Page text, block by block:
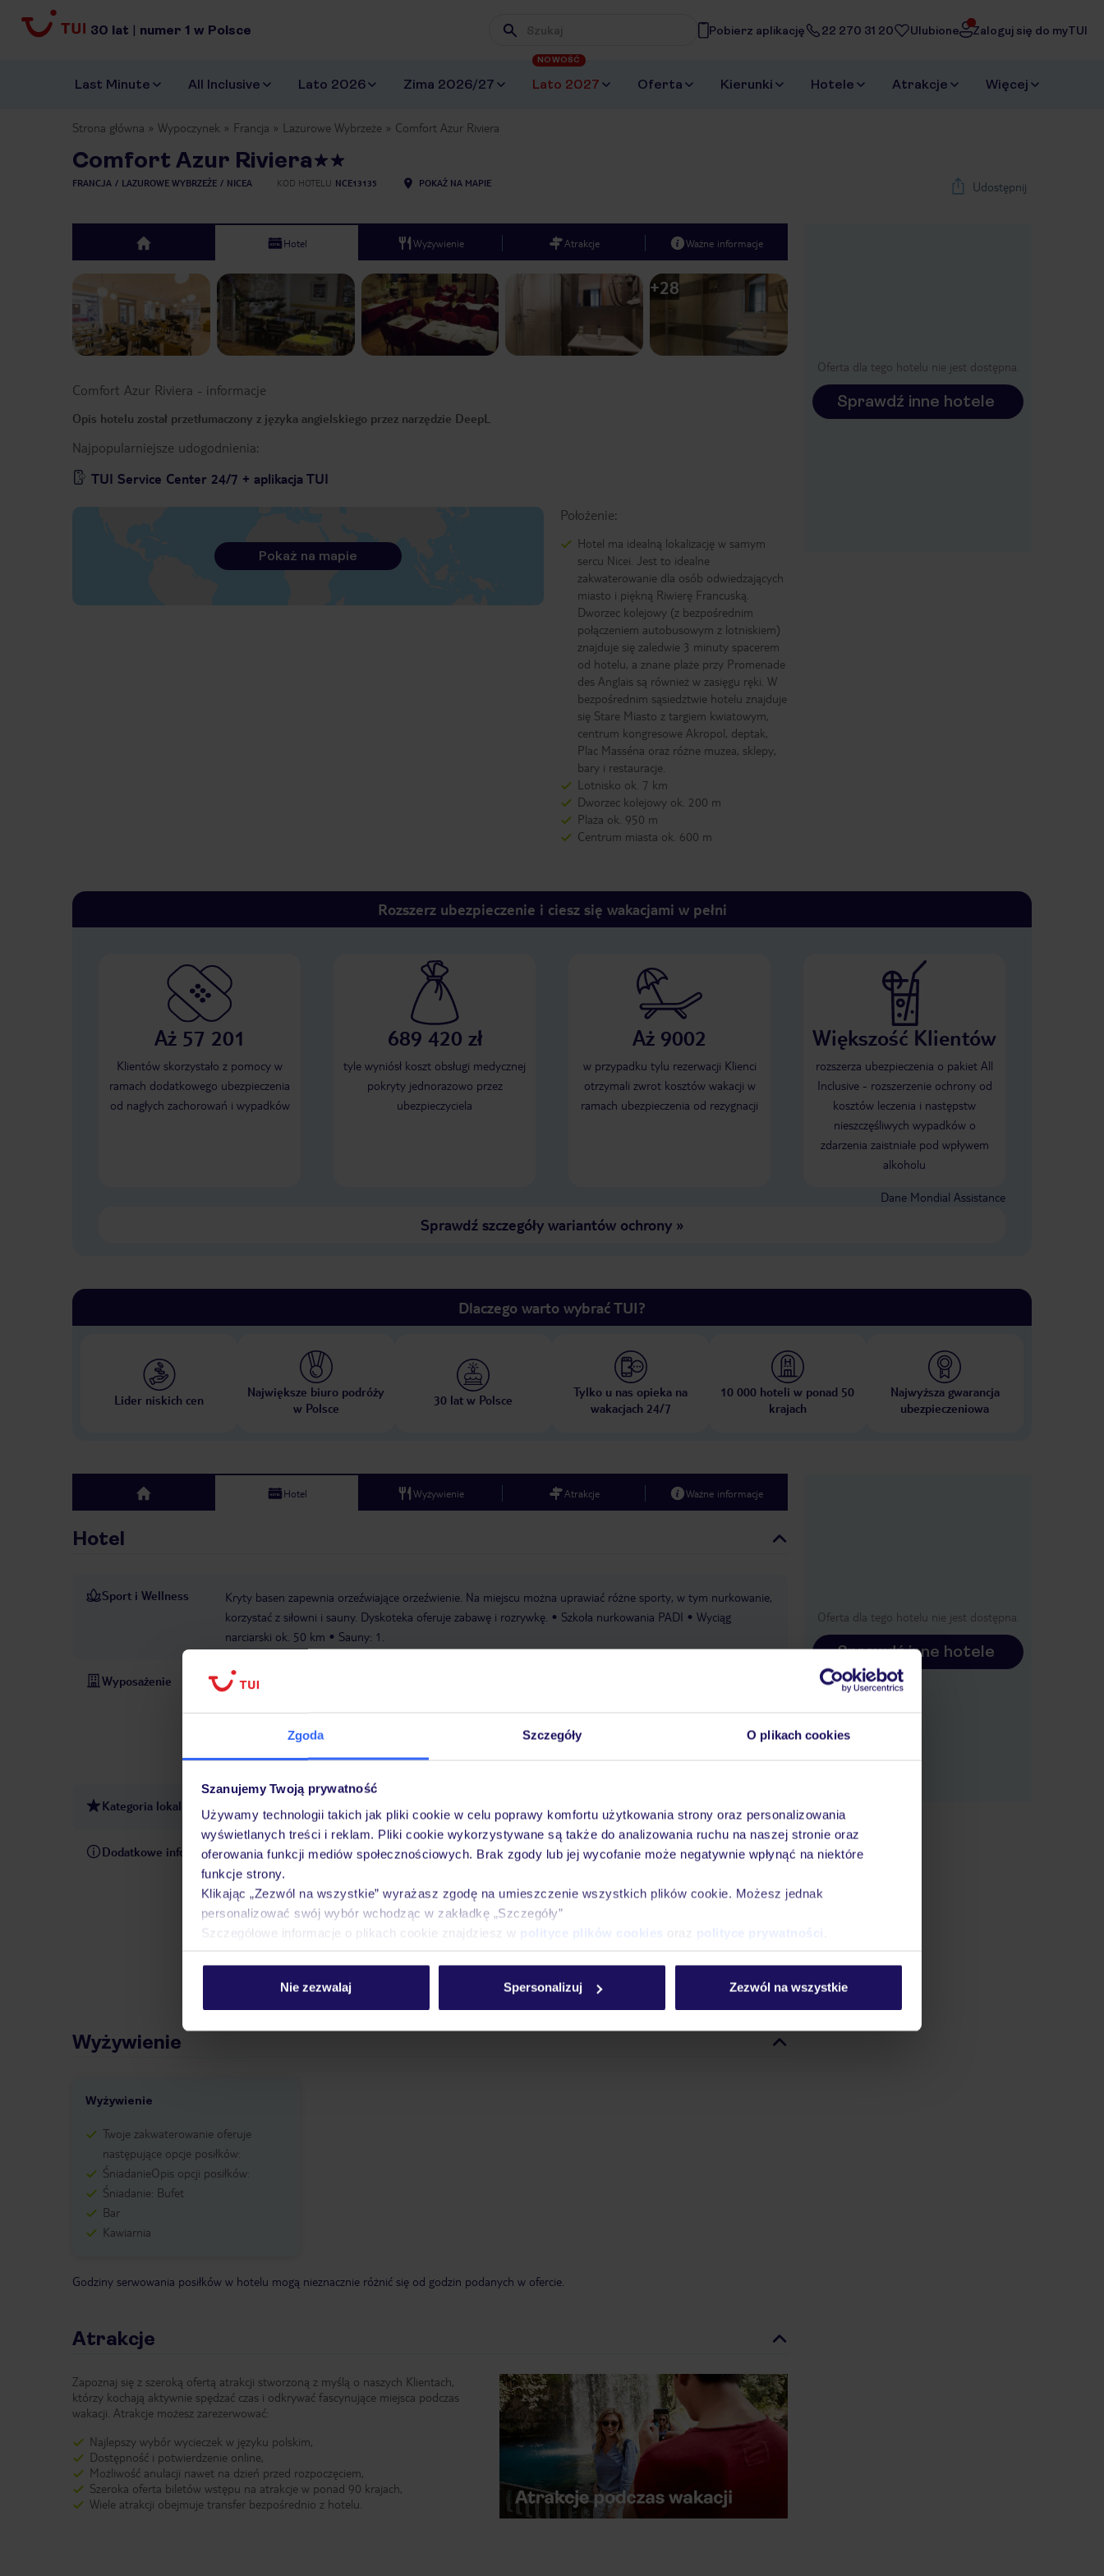
Zgoda Szczegóły O plikach cookies
Szanujemy Twoją prywatność
Używamy technologii takich jak pliki cookie w celu poprawy komfortu użytkowania strony oraz personalizowania
wyświetlanych treści i reklam. Pliki cookie wykorzystywane są także do analizowania ruchu na naszej stronie oraz
oferowania funkcji mediów społecznościowych. Brak zgody lub jej wycofanie może negatywnie wpłynąć na niektóre
funkcje strony.
Klikając „Zezwól na wszystkie” wyrażasz zgodę na umieszczenie wszystkich plików cookie. Możesz jednak
personalizować swój wybór wchodząc w zakładkę „Szczegóły”
Szczegółowe informacje o plikach cookie znajdziesz w polityce plików cookies oraz polityce prywatności
Nie zezwalaj Spersonalizuj Zezwól na wszystkie
30 lat | numer 1 w Polsce Wpisz frazę, której szukasz
Pobierz aplikację 22 270 31 20 Ulubione Zaloguj się do myTUI
Last Minute All Inclusive Lato 2026 Zima 2026/27 Lato 2027
NOWOŚĆ
Oferta Kierunki Hotele Atrakcje Więcej
Strona główna Wypoczynek Francja Lazurowe Wybrzeże Comfort Azur Riviera
Comfort Azur Riviera
FRANCJA LAZUROWE WYBRZEŻE NICEA KOD HOTELU NCE13135 POKAŻ NA MAPIE Udostępnij
Oferta dla tego hotelu nie jest dostępna.
Sprawdź inne hotele
top Hotel Wyżywienie Atrakcje Ważne informacje
Next slide
1/34
+28
Comfort Azur Riviera - informacje
Opis hotelu został przetłumaczony z języka angielskiego przez narzędzie DeepL
Najpopularniejsze udogodnienia:
TUI Service Center 24/7 + aplikacja TUI
Położenie:
Hotel ma idealną lokalizację w samym
sercu Nicei. Jest to idealne
zakwaterowanie dla osób odwiedzających
miasto i piękną Riwierę Francuską.
Dworzec kolejowy (z bezpośrednim
połączeniem autobusowym z lotniskiem)
znajduje się zaledwie 3 minuty spacerem
od hotelu, a znane plaże przy Promenade
des Anglais są również w zasięgu ręki. W
bezpośrednim sąsiedztwie hotelu znajduje
się Stare Miasto z targiem kwiatowym,
centrum kongresowe Akropol, deptak,
Plac Masséna oraz różne muzea, sklepy,
bary i restauracje.
Lotnisko ok. 7 km
Dworzec kolejowy ok. 200 m
Plaża ok. 950 m
Centrum miasta ok. 600 m
Pokaż na mapie
Rozszerz ubezpieczenie i ciesz się wakacjami w pełni
Aż 57 201
Klientów skorzystało z pomocy w
ramach dodatkowego ubezpieczenia
od nagłych zachorowań i wypadków
689 420 zł
tyle wyniósł koszt obsługi medycznej
pokryty jednorazowo przez
ubezpieczyciela
Aż 9002
w przypadku tylu rezerwacji Klienci
otrzymali zwrot kosztów wakacji w
ramach ubezpieczenia od rezygnacji
Większość Klientów
rozszerza ubezpieczenia o pakiet All
Inclusive - rozszerzenie ochrony od
kosztów leczenia i następstw
nieszczęśliwych wypadków o
zdarzenia zaistniałe pod wpływem
alkoholu
Dane Mondial Assistance
Sprawdź szczegóły wariantów ochrony»
Dlaczego warto wybrać TUI?
Lider niskich cen
Największe biuro podróży
w Polsce
30 lat w Polsce
Tylko u nas opieka na
wakacjach 24/7
10 000 hoteli w ponad 50
krajach
Najwyższa gwarancja
ubezpieczeniowa
top Hotel Wyżywienie Atrakcje Ważne informacje
Hotel
Sport i Wellness
Kryty basen zapewnia orzeźwiające orzeźwienie. Na miejscu można uprawiać różne sporty, w tym nurkowanie,
korzystać z siłowni i sauny. Dyskoteka oferuje zabawę i rozrywkę.
Szkoła nurkowania PADI
Wyciąg
narciarski ok. 50 km
Sauny: 1.
Wyposażenie Otwarcie hotelu: 1960
card/Maestro
Udogodnienia parkingowe: Parking (w zależności od dostępności), niestrzeżony: za
opłatą
Udogodnienia konferencyjne: Sale konferencyjne: 1 Piętra: 4, Pokoje: 44
Kategoria lokalna 4 gwiazdki
Dodatkowe informacje W rezerwowanym hotelu opieka wyłącznie poprzez TUI Service Center 24/7: mailowo, telefonicznie, SMS i za
pośrednictwem czatu w aplikacji TUI w serwisie myTUI. W aplikacji TUI znajdą Państwo mnóstwo przydatnych
informacji dotyczących przebiegu podróży i miejsca wypoczynku. Za jej pośrednictwem można rezerwować
również wycieczki fakultatywne. Jeśli potrzebują Państwo naszej pomocy TUI podczas wypoczynku, jesteśmy
do Państwa dyspozycji telefonicznie oraz sms-owo. Szczegóły tutaj
Transfer z lotniska i na lotnisko odbywa
się we własnym zakresie
W przypadku zakupu pakietu wraz z przelotem, bagaż rejestrowany jest wliczony w
Wyżywienie
Wyżywienie
Twoje zakwaterowanie oferuje
następujące opcje posiłków:
ŚniadanieOpis opcji posiłków:
Śniadanie: Bufet
Bar
Kawiarnia
Godziny serwowania posiłków w hotelu mogą nieznacznie różnić się od godzin podanych w ofercie.
Atrakcje
Zapoznaj się z szeroką ofertą atrakcji stworzoną z myślą o naszych Klientach,
którzy kochają aktywnie spędzać czas i odkrywać fascynujące miejsca podczas
wakacji. Atrakcje możesz zarezerwować:
Najlepszy wybór wycieczek w języku polskim,
Dostępność i potwierdzenie online,
Możliwość anulacji nawet na dzień przed rozpoczęciem,
Szeroka oferta biletów wstępu na atrakcje w ponad 90 krajach,
Wiele atrakcji obejmuje transfer bezpośrednio z hotelu.
Oferta dla tego hotelu nie jest dostępna.
Sprawdź inne hotele